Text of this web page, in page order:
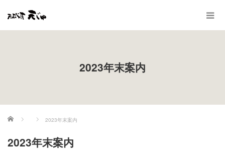
2023年末案内
ホーム 2023年末案内
2023年末案内